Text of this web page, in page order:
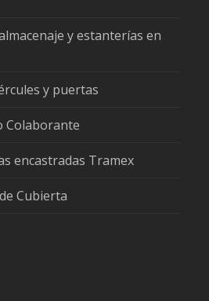
y estanterías en
y puertas
Colaborante
encastradas Tramex
Cubierta